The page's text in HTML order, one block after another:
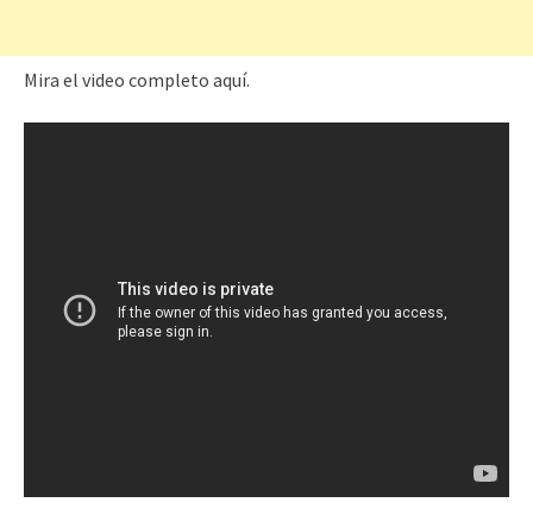
Mira el video completo aquí.